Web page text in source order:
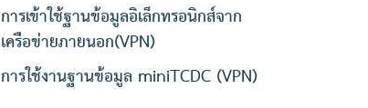
การเข้าใช้ฐานข้อมูลอิเล็กทรอนิกส์จาก
เครือข่ายภายนอก(VPN)
การใช้งานฐานข้อมูล miniTCDC (VPN)